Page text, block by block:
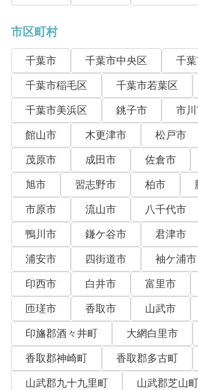
市区町村
千葉市 千葉市中央区
千
千葉市稲毛区
千葉市若葉区
千葉市美浜区
銚子市 市
館山市
木更津市 松戸市
茂原市
成田市 佐倉市
旭市
習志野市 柏市
市原市
流山市 八千代市
鴨川市
鎌ケ谷市 君津市
浦安市
四街道市 袖ケ浦市
印西市
白井市 富里市
匝瑳市
香取市 山武市
印旛郡酒々井町
大網白里市
香取郡神崎町
香取郡多古町
山武郡九十九里町
山武郡芝山町